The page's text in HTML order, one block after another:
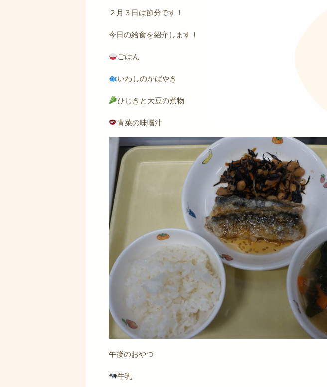
２月３日は節分です！
今日の給食を紹介します！
ごはん
いわしのかばやき
ひじきと大豆の煮物
青菜の味噌汁
午後のおやつ
牛乳